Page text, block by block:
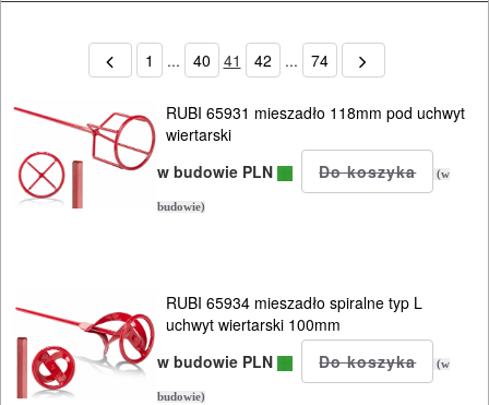
1 ... 40 41 42 ... 74
RUBI 65931 mieszadło 118mm pod uchwyt
wiertarski
w budowie PLN
(w
budowie)
RUBI 65934 mieszadło spiralne typ L
uchwyt wiertarski 100mm
w budowie PLN
(w
budowie)